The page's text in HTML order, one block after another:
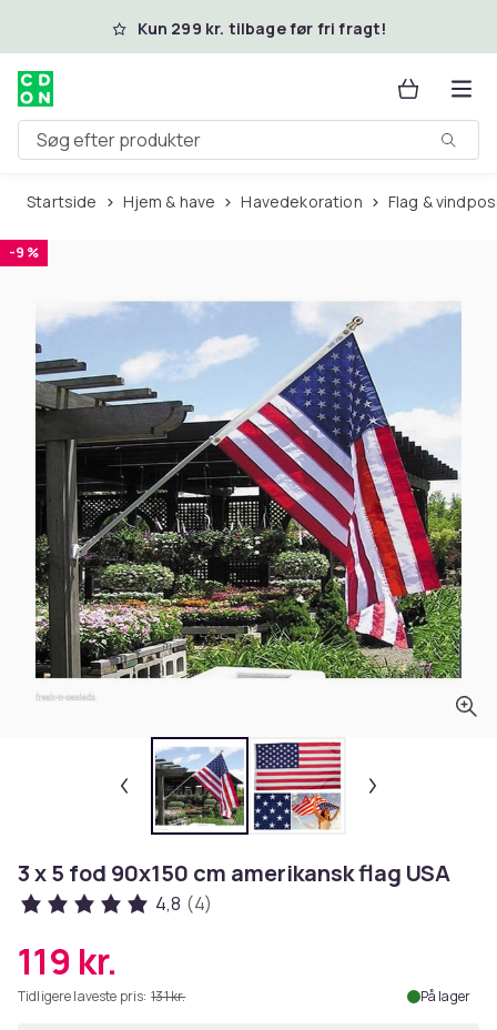
Spring til hovedindhold
Kun 299 kr. tilbage før fri fragt!
Søg efter produkter
Startside Hjem & have Havedekoration Flag &
-9 %
3 x 5 fod 90x150 cm amerikansk flag USA
4,8 (4)
119 kr.
Tidligere laveste pris: 131 kr. På lager